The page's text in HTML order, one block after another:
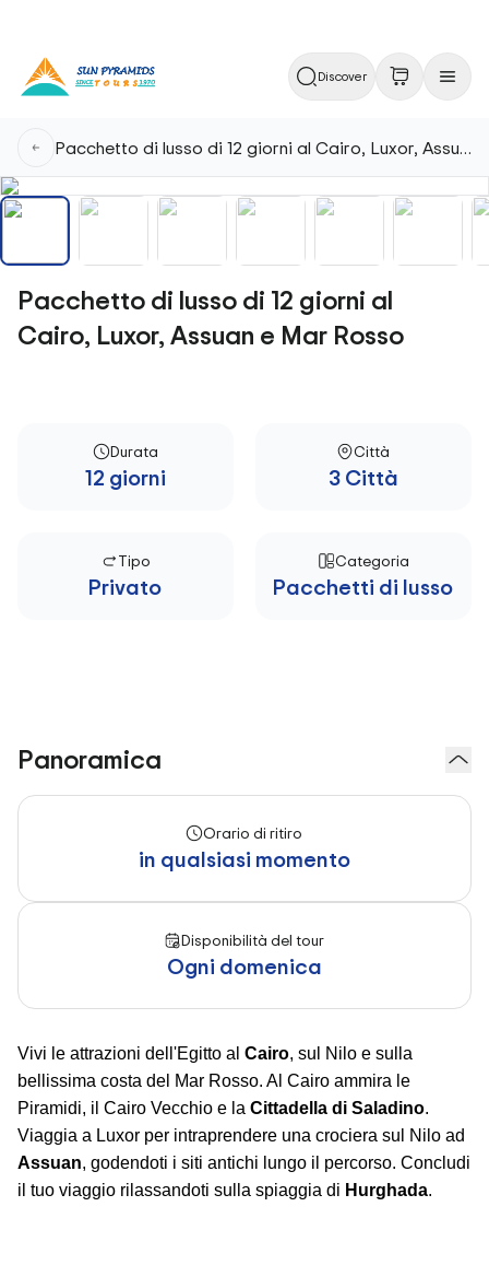
Discover
Pacchetto di lusso di 12 giorni al Cairo, Luxor, Assuan e Mar Rosso
Pacchetto di lusso di 12 giorni al
Cairo, Luxor, Assuan e Mar Rosso
Durata
12 giorni
Città
3 Città
Tipo
Privato
Categoria
Pacchetti di lusso
Panoramica
Orario di ritiro
in qualsiasi momento
Disponibilità del tour
Ogni domenica
Vivi le attrazioni dell'Egitto al Cairo, sul Nilo e sulla
bellissima costa del Mar Rosso. Al Cairo ammira le
Piramidi, il Cairo Vecchio e la Cittadella di Saladino.
Viaggia a Luxor per intraprendere una crociera sul Nilo ad
Assuan, godendoti i siti antichi lungo il percorso. Concludi
il tuo viaggio rilassandoti sulla spiaggia di Hurghada.